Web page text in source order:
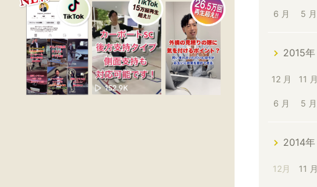
6 月 5 月
2015年
12 月 11 月
6 月 5 月
2014年
12月 11 月